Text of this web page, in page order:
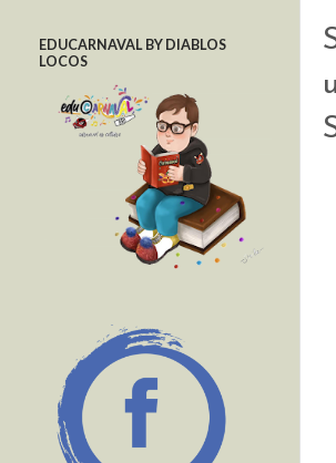
EDUCARNAVAL BY DIABLOS
LOCOS